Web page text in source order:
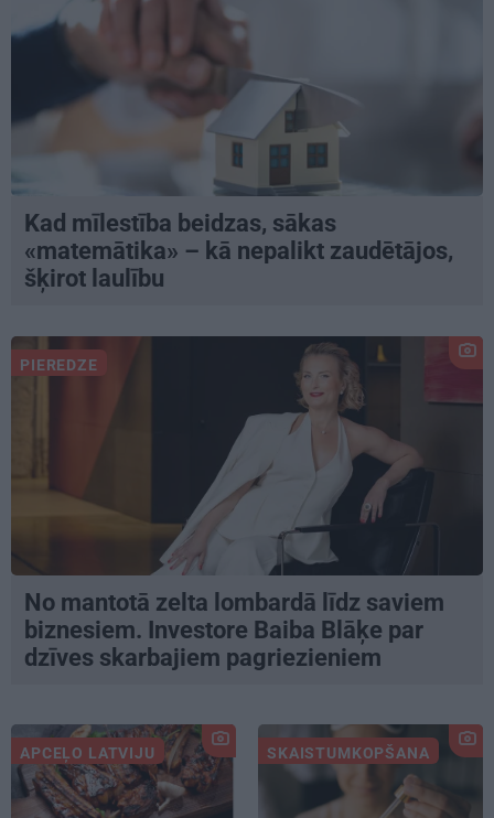
Kad mīlestība beidzas, sākas
«matemātika» – kā nepalikt zaudētājos,
šķirot laulību
PIEREDZE
No mantotā zelta lombardā līdz saviem
biznesiem. Investore Baiba Blāķe par
dzīves skarbajiem pagriezieniem
APCEĻO LATVIJU SKAISTUMKOPŠANA